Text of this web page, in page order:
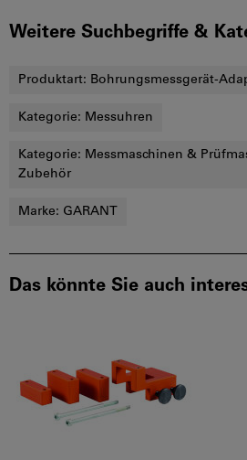
Weitere Suchbegriffe &
Produktart: Bohrungsmessgerät-
Kategorie: Messuhren
Kategorie: Messmaschinen &
Zubehör
Marke: GARANT
Das könnte Sie auch